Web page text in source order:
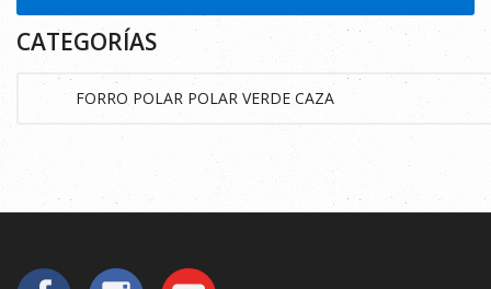
CATEGORÍAS